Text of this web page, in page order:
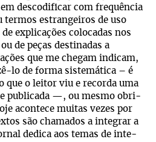
des­co­di­fi­car com frequên­cia
ter­mos estran­gei­ros de uso
expli­ca­ções colo­ca­das nos
de peças des­ti­na­das a
que me che­gam indi­cam,
lo de forma sis­te­má­tica – é
que o lei­tor viu e recorda uma
publi­cada —, ou mesmo obri­
acon­tece mui­tas vezes por
são cha­ma­dos a inte­grar a
dedica aos temas de inte­